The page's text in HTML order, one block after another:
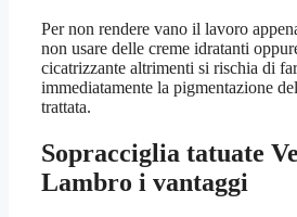
Per non rendere vano il lavoro
non usare delle creme idratanti
cicatrizzante altrimenti si rischia di
immediatamente la pigmentazione
trattata.
Sopracciglia tatuate
Lambro i vantaggi